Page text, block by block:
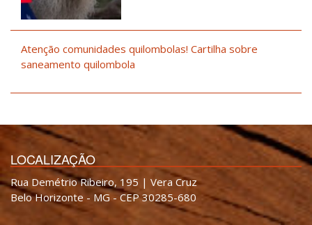
Atenção comunidades quilombolas! Cartilha sobre
saneamento quilombola
LOCALIZAÇÃO
Rua Demétrio Ribeiro, 195 | Vera Cruz
Belo Horizonte - MG - CEP 30285-680